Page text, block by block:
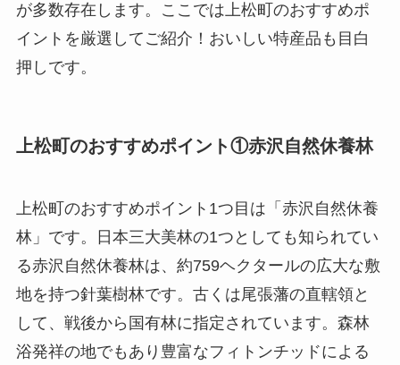
が多数存在します。ここでは上松町のおすすめポ
イントを厳選してご紹介！おいしい特産品も目白
押しです。
上松町のおすすめポイント①赤沢自然休養林
上松町のおすすめポイント1つ目は「赤沢自然休養
林」です。日本三大美林の1つとしても知られてい
る赤沢自然休養林は、約759ヘクタールの広大な敷
地を持つ針葉樹林です。古くは尾張藩の直轄領と
して、戦後から国有林に指定されています。森林
浴発祥の地でもあり豊富なフィトンチッドによる